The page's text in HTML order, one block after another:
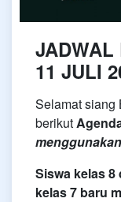
JADWAL
11 JULI
Selamat siang
berikut
Siswa kelas 8
kelas 7 baru